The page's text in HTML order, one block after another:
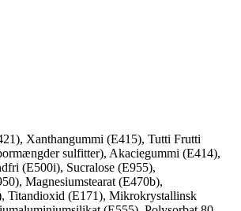
Xanthangummi (E415), Tutti Frutti
sulfitter), Akaciegummi (E414),
(E500i), Sucralose (E955),
Magnesiumstearat (E470b),
Titandioxid (E171), Mikrokrystallinsk